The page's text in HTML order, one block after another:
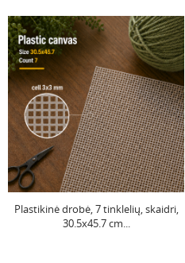
Plastikinė drobė, 7 tinklelių, skaidri,
30.5x45.7 cm...